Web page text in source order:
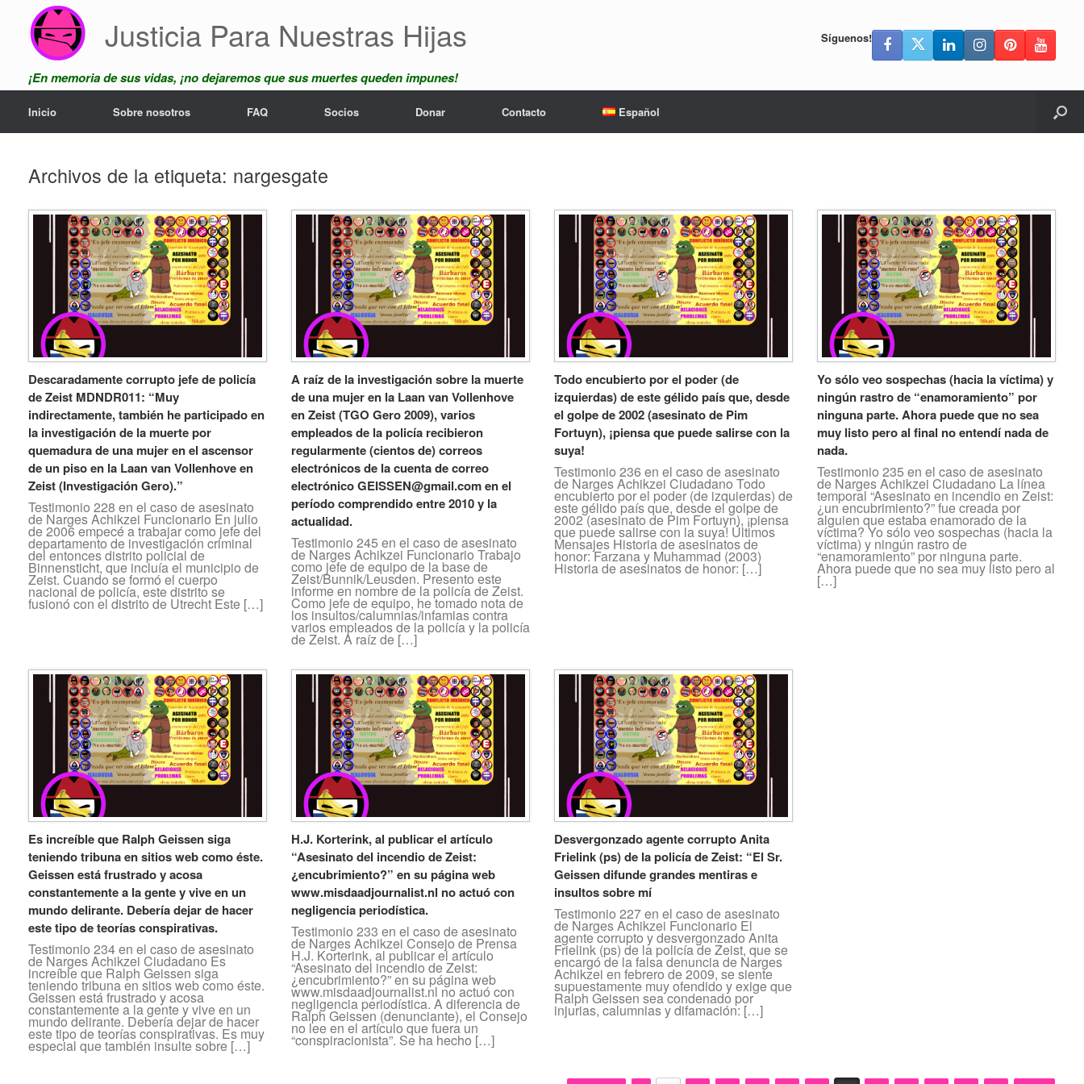
contenido
Justicia Para Nuestras Hijas
¡En memoria de sus vidas, ¡no dejaremos que sus muertes queden impunes!
Síguenos!
Inicio Sobre nosotros FAQ Socios Donar Contacto Español
Archivos de la etiqueta: nargesgate
Descaradamente corrupto jefe de policía
de Zeist MDNDR011: “Muy
indirectamente, también he participado en
la investigación de la muerte por
quemadura de una mujer en el ascensor
de un piso en la Laan van Vollenhove en
Zeist (Investigación Gero).”
Testimonio 228 en el caso de asesinato
de Narges Achikzei Funcionario En julio
de 2006 empecé a trabajar como jefe del
departamento de investigación criminal
del entonces distrito policial de
Binnensticht, que incluía el municipio de
Zeist. Cuando se formó el cuerpo
nacional de policía, este distrito se
fusionó con el distrito de Utrecht Este […]
A raíz de la investigación sobre la muerte
de una mujer en la Laan van Vollenhove
en Zeist (TGO Gero 2009), varios
empleados de la policía recibieron
regularmente (cientos de) correos
electrónicos de la cuenta de correo
electrónico GEISSEN@gmail.com en el
período comprendido entre 2010 y la
actualidad.
Testimonio 245 en el caso de asesinato
de Narges Achikzei Funcionario Trabajo
como jefe de equipo de la base de
Zeist/Bunnik/Leusden. Presento este
informe en nombre de la policía de Zeist.
Como jefe de equipo, he tomado nota de
los insultos/calumnias/infamias contra
varios empleados de la policía y la policía
de Zeist. A raíz de […]
Todo encubierto por el poder (de
izquierdas) de este gélido país que, desde
el golpe de 2002 (asesinato de Pim
Fortuyn), ¡piensa que puede salirse con la
suya!
Testimonio 236 en el caso de asesinato
de Narges Achikzei Ciudadano Todo
encubierto por el poder (de izquierdas) de
este gélido país que, desde el golpe de
2002 (asesinato de Pim Fortuyn), ¡piensa
que puede salirse con la suya! Últimos
Mensajes Historia de asesinatos de
honor: Farzana y Muhammad (2003)
Historia de asesinatos de honor: […]
Yo sólo veo sospechas (hacia la víctima) y
ningún rastro de “enamoramiento” por
ninguna parte. Ahora puede que no sea
muy listo pero al final no entendí nada de
nada.
Testimonio 235 en el caso de asesinato
de Narges Achikzei Ciudadano La línea
temporal “Asesinato en incendio en Zeist:
¿un encubrimiento?” fue creada por
alguien que estaba enamorado de la
víctima? Yo sólo veo sospechas (hacia la
víctima) y ningún rastro de
“enamoramiento” por ninguna parte.
Ahora puede que no sea muy listo pero al
[…]
Es increíble que Ralph Geissen siga
teniendo tribuna en sitios web como éste.
Geissen está frustrado y acosa
constantemente a la gente y vive en un
mundo delirante. Debería dejar de hacer
este tipo de teorías conspirativas.
Testimonio 234 en el caso de asesinato
de Narges Achikzei Ciudadano Es
increíble que Ralph Geissen siga
teniendo tribuna en sitios web como éste.
Geissen está frustrado y acosa
constantemente a la gente y vive en un
mundo delirante. Debería dejar de hacer
este tipo de teorías conspirativas. Es muy
especial que también insulte sobre […]
H.J. Korterink, al publicar el artículo
“Asesinato del incendio de Zeist:
¿encubrimiento?” en su página web
www.misdaadjournalist.nl no actuó con
negligencia periodística.
Testimonio 233 en el caso de asesinato
de Narges Achikzei Consejo de Prensa
H.J. Korterink, al publicar el artículo
“Asesinato del incendio de Zeist:
¿encubrimiento?” en su página web
www.misdaadjournalist.nl no actuó con
negligencia periodística. A diferencia de
Ralph Geissen (denunciante), el Consejo
no lee en el artículo que fuera un
“conspiracionista”. Se ha hecho […]
Desvergonzado agente corrupto Anita
Frielink (ps) de la policía de Zeist: “El Sr.
Geissen difunde grandes mentiras e
insultos sobre mí
Testimonio 227 en el caso de asesinato
de Narges Achikzei Funcionario El
agente corrupto y desvergonzado Anita
Frielink (ps) de la policía de Zeist, que se
encargó de la falsa denuncia de Narges
Achikzei en febrero de 2009, se siente
supuestamente muy ofendido y exige que
Ralph Geissen sea condenado por
injurias, calumnias y difamación: […]